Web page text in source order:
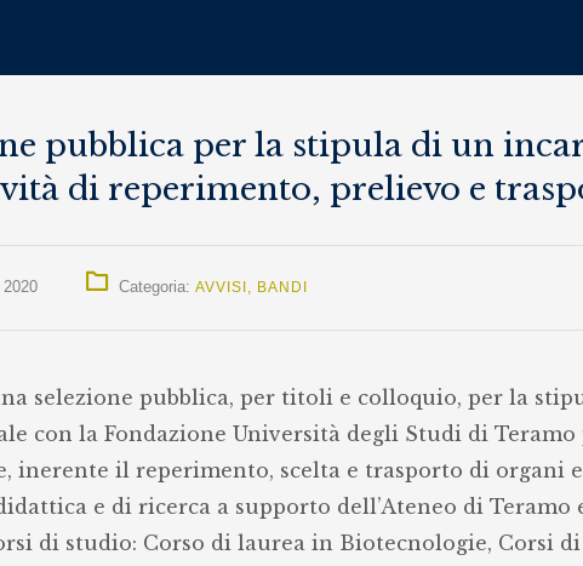
pubblica per la stipula di un
di reperimento, prelievo e
Categoria: AVVISI , BANDI
selezione pubblica, per titoli e colloquio, per la
con la Fondazione Università degli Studi di
inerente il reperimento, scelta e trasporto di organi
e di ricerca a supporto dell’Ateneo di Teramo
di studio: Corso di laurea in Biotecnologie, Corsi